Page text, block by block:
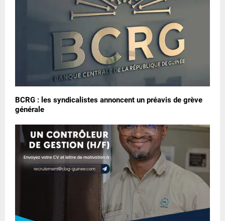
BCRG : les syndicalistes annoncent un préavis de grève
générale